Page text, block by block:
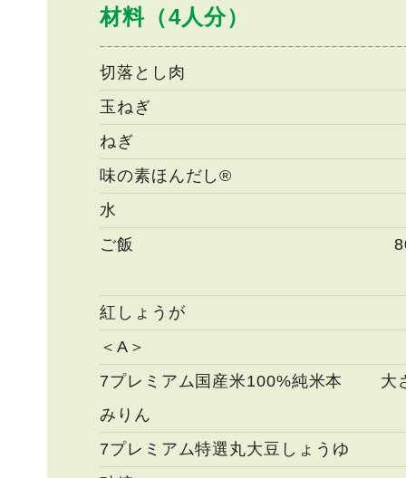
材料（4人分）
切落とし肉
玉ねぎ
ねぎ
味の素ほんだし®
水
ご飯
紅しょうが
＜A＞
7プレミアム国産米100%純米本
みりん
大
7プレミアム特選丸大豆しょうゆ